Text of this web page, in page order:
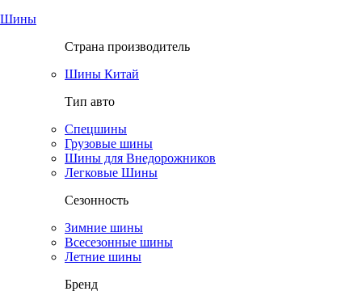
Шины
Страна производитель
Шины Китай
Тип авто
Спецшины
Грузовые шины
Шины для Внедорожников
Легковые Шины
Сезонность
Зимние шины
Всесезонные шины
Летние шины
Бренд